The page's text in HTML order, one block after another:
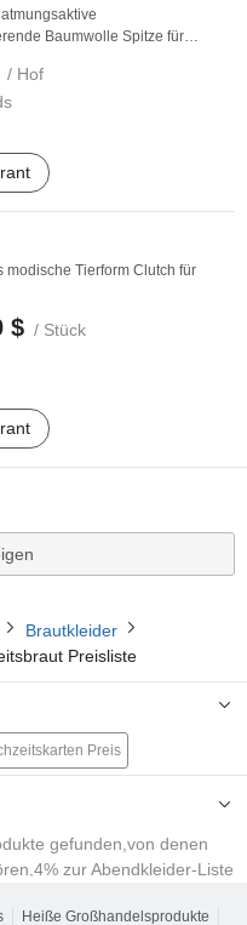
Baumwolle Spitze für
/ Hof
modische Tierform Clutch für
$ / Stück
Brautkleider
Preisliste
Preis
Abendkleid Preis
gefunden,von denen
zur Abendkleider-Liste
z. B. Verwendung,
Heiße Großhandelsprodukte